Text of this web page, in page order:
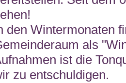
den Wintermonaten
als
ist die
zu entschuldigen.